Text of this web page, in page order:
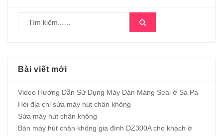
Bài viết mới
Video Hướng Dẫn Sử Dụng Máy Dán Màng Seal ở Sa Pa
Hỏi địa chỉ sửa máy hút chân không
Sửa máy hút chân không
Bán máy hút chân không gia đình DZ300A cho khách ở